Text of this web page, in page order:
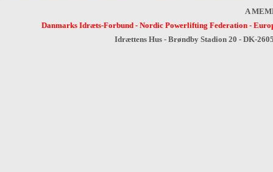
A
Danmarks Idræts-Forbund- Nordic Powerlifting Federation-
Idrættens Hus - Brøndby Stadion 20 - DK-